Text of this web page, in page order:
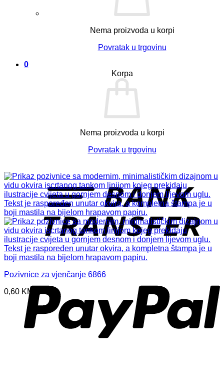
Nema proizvoda u korpi
Povratak u trgovinu
0
Korpa
Nema proizvoda u korpi
Povratak u trgovinu
Pozivnice za vjenčanje 6866
0,60 KM